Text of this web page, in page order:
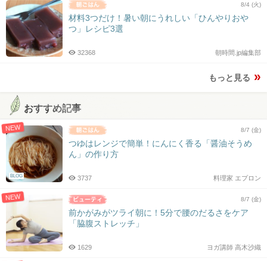
8/4 (火)
材料3つだけ！暑い朝にうれしい「ひんやりおや
つ」レシピ3選
朝時間.jp編集部
32368
もっと見る
おすすめ記事
NEW
BLOG
8/7 (金)
つゆはレンジで簡単！にんにく香る「醤油そうめ
ん」の作り方
料理家 エプロン
3737
NEW 8/7 (金)
前かがみがツライ朝に！5分で腰のだるさをケア
「脇腹ストレッチ」
ヨガ講師 高木沙織
1629